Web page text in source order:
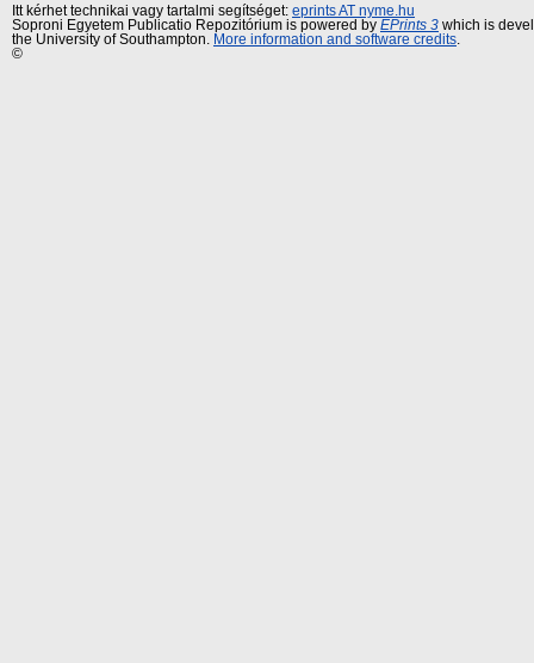
Itt kérhet technikai vagy tartalmi segítséget: eprints AT nyme.hu
Soproni Egyetem Publicatio Repozitórium is powered by EPrints 3 which is
the University of Southampton.
More information and software credits
©